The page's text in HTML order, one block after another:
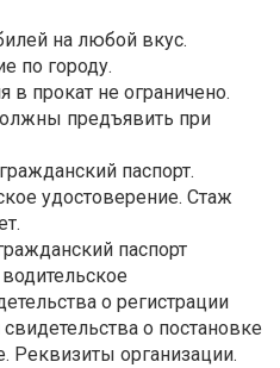
на любой вкус.
по городу.
в прокат не ограничено.
предъявить при
паспорт.
удостоверение. Стаж
паспорт
о регистрации
о постановке
Реквизиты организации.